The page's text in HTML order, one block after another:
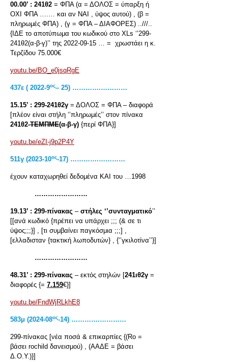
00.00’ : 241θ2 = ΦΠΑ (α = ΔΟΛΟΣ = ύπαρξη ή
ΟΧΙ ΦΠΑ ….… και αν ΝΑΙ , ύψος αυτού) , (β =
πληρωμές ΦΠΑ) , (γ = ΦΠΑ – ΔΙΑΦΟΡΕΣ) ..///..
{ΙΔΕ το αποτύπωμα του κωδικού στο XLs ‘’299-
241θ2(α-β-γ)’’ της 2022-09-15 … = χρωστάει η κ.
Τερζίδου 75.000€
youtu.be/BO_e0jsqRgE
437ε ( 2022-9ος– 25) ………….…………
15.15’ : 299-241θ2γ = ΔΟΛΟΣ = ΦΠΑ – διαφορά
[πλέον είναι στήλη ‘’πληρωμές’’ στον πίνακα
241θ2-ΤΕΜΠΜΕ(α-β-γ) {περί ΦΠΑ}]
youtu.be/eZI-j9p2P4Y
511γ (2023-10ος-17) ………….…………
έχουν καταχωρηθεί δεδομένα ΚΑΙ του …1998
……………………
19.13’ : 299-πίνακας – στήλες ‘’συνταγματικό’’
[[ανά κωδικό {πρέπει να υπάρχει ;;; (& σε τι
ύψος;;;}] , [τι συμβαίνει παγκόσμια ;;;] ,
[ελλαδισταν {τακτική λωποδυτών} , {‘’γκιλοτίνα’’}]
……………………
48.31’ : 299-πίνακας – εκτός στηλών [241ιθ2γ =
διαφορές {= 7.159€}]
youtu.be/FndWjRLkhE8
583μ (2024-08ος-14) ………….…………
299-πίνακας [νέα ποσά & επικαρπίες {(Rο =
βάσει rochild δανεισμού) , (ΑΑΔΕ = βάσει
Δ.Ο.Υ.)}]